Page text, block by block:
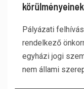
Pályázati
rendelkező
egyházi jogi
nem állami